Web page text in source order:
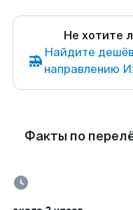
Не хотите
Найдите
направлению
Факты по